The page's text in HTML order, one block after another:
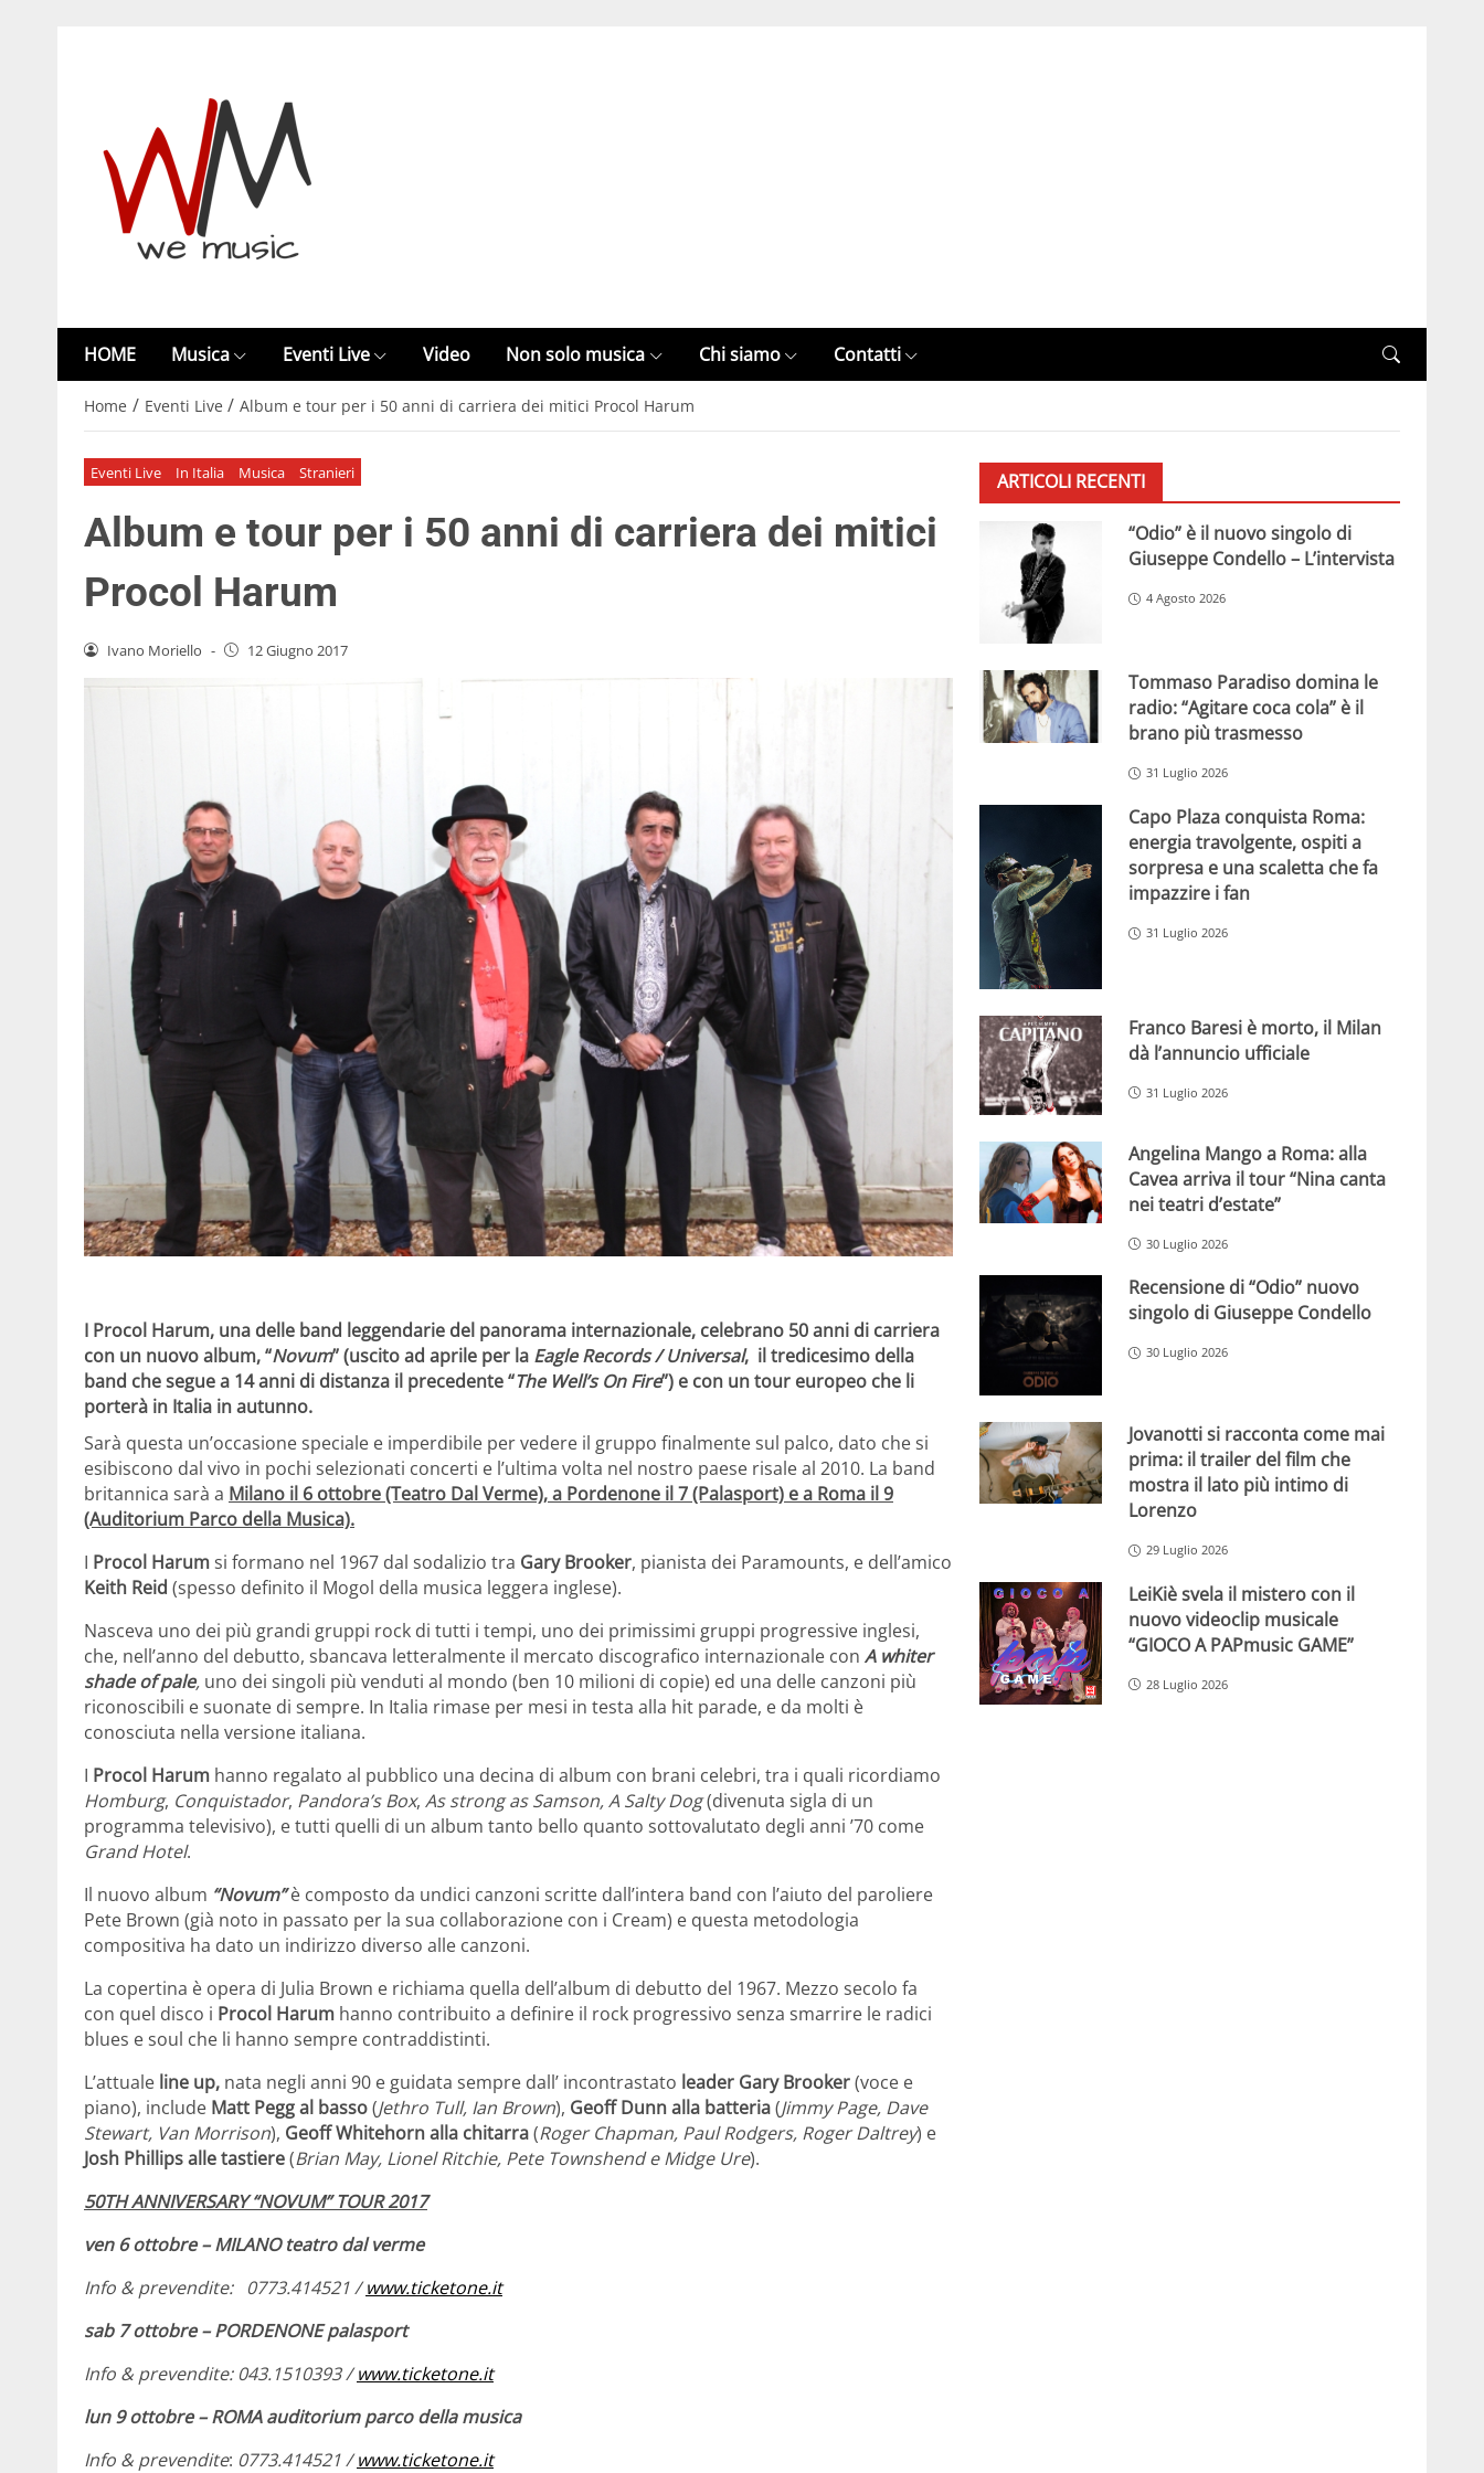
HOME Musica Eventi Live Video Non solo musica Chi siamo Contatti
Home / Eventi Live / Album e tour per i 50 anni di carriera dei mitici Procol Harum
Eventi Live In Italia Musica Stranieri
Album e tour per i 50 anni di carriera dei mitici
Procol Harum
Ivano Moriello - 12 Giugno 2017
I Procol Harum, una delle band leggendarie del panorama internazionale, celebrano 50 anni di carriera
con un nuovo album, “Novum”(uscito ad aprile per la Eagle Records / Universal, il tredicesimo della
band che segue a 14 anni di distanza il precedente “The Well’s On Fire”) e con untour europeo che li
porterà in Italia in autunno.
Sarà questa un’occasione speciale e imperdibile per vedere il gruppo finalmente sul palco, dato che si
esibiscono dal vivo in pochi selezionati concerti e l’ultima volta nel nostro paese risale al 2010. La band
britannica sarà a Milano il 6 ottobre (Teatro Dal Verme), a Pordenone il 7 (Palasport) e a Roma il 9
(Auditorium Parco della Musica).
I Procol Harumsi formano nel 1967 dal sodalizio tra Gary Brooker, pianista dei Paramounts, e dell’amico
Keith Reid (spesso definito il Mogol della musica leggera inglese).
Nasceva uno dei più grandi gruppi rock di tutti i tempi, uno dei primissimi gruppi progressive inglesi,
che, nell’anno del debutto, sbancava letteralmente il mercato discografico internazionale con A whiter
shade of pale, uno dei singoli più venduti al mondo (ben 10 milioni di copie) ed una delle canzoni più
riconoscibili e suonate di sempre. In Italia rimase per mesi in testa alla hit parade, e da molti è
conosciuta nella versione italiana.
I Procol Harum hanno regalato al pubblico una decina di album con brani celebri, tra i quali ricordiamo
Homburg, Conquistador, Pandora’s Box, As strong as Samson,A Salty Dog(divenuta sigla di un
programma televisivo), e tutti quelli di un album tanto bello quanto sottovalutato degli anni ’70 come
Grand Hotel.
Il nuovo album “Novum”è composto da undici canzoni scritte dall’intera band con l’aiuto del paroliere
Pete Brown (già noto in passato per la sua collaborazione con i Cream) e questa metodologia
compositiva ha dato un indirizzo diverso alle canzoni.
La copertina è opera di Julia Brown e richiama quella dell’album di debutto del 1967. Mezzo secolo fa
con quel disco i Procol Harum hanno contribuito a definire il rock progressivo senza smarrire le radici
blues e soul che li hanno sempre contraddistinti.
L’attuale line up, nata negli anni 90 e guidata sempre dall’ incontrastato leader Gary Brooker(voce e
piano), include Matt Pegg al basso(Jethro Tull, Ian Brown), Geoff Dunn alla batteria(Jimmy Page, Dave
Stewart, Van Morrison), Geoff Whitehorn alla chitarra(Roger Chapman, Paul Rodgers, Roger Daltrey) e
Josh Phillipsalle tastiere(Brian May, Lionel Ritchie, Pete Townshend e Midge Ure).
50TH ANNIVERSARY “NOVUM” TOUR 2017
ven 6 ottobre – MILANO teatro dal verme
Info & prevendite: 0773.414521 /www.ticketone.it
sab 7 ottobre – PORDENONE palasport
Info & prevendite: 043.1510393 /www.ticketone.it
lun 9 ottobre – ROMA auditorium parco della musica
Info & prevendite: 0773.414521 /www.ticketone.it
ARTICOLI RECENTI
“Odio” è il nuovo singolo di
Giuseppe Condello – L’intervista
4 Agosto 2026
Tommaso Paradiso domina le
radio: “Agitare coca cola” è il
brano più trasmesso
31 Luglio 2026
Capo Plaza conquista Roma:
energia travolgente, ospiti a
sorpresa e una scaletta che fa
impazzire i fan
31 Luglio 2026
Franco Baresi è morto, il Milan
dà l’annuncio ufficiale
31 Luglio 2026
Angelina Mango a Roma: alla
Cavea arriva il tour “Nina canta
nei teatri d’estate”
30 Luglio 2026
Recensione di “Odio” nuovo
singolo di Giuseppe Condello
30 Luglio 2026
Jovanotti si racconta come mai
prima: il trailer del film che
mostra il lato più intimo di
Lorenzo
29 Luglio 2026
LeiKiè svela il mistero con il
nuovo videoclip musicale
“GIOCO A PAPmusic GAME”
28 Luglio 2026